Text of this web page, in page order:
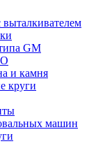
GM
и камня
круги
машин